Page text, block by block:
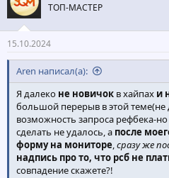
ТОП-МАСТЕР
15.10.2024
Aren написал(а):
Я далеко не новичок в хайпах и
большой перерыв в этой теме(не
возможность запроса рефбека-
сделать не удалось, а после
форму на мониторе,сразу же
надпись про то, что рсб не
совпадение скажете?!